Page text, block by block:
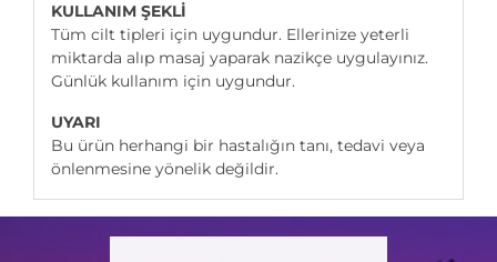
KULLANIM ŞEKLİ
Tüm cilt tipleri için uygundur. Ellerinize yeterli
miktarda alıp masaj yaparak nazikçe uygulayınız.
Günlük kullanım için uygundur.
UYARI
Bu ürün herhangi bir hastalığın tanı, tedavi veya
önlenmesine yönelik değildir.